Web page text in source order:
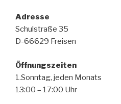
Adresse
Schulstraße 35
D-66629 Freisen
Öffnungszeiten
1.Sonntag,
13:00 – 17:00 Uhr